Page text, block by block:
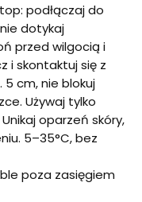
podłączaj do
dotykaj
przed wilgocią i
i skontaktuj się z
5 cm, nie blokuj
Używaj tylko
oparzeń skóry,
5–35°C, bez
poza zasięgiem